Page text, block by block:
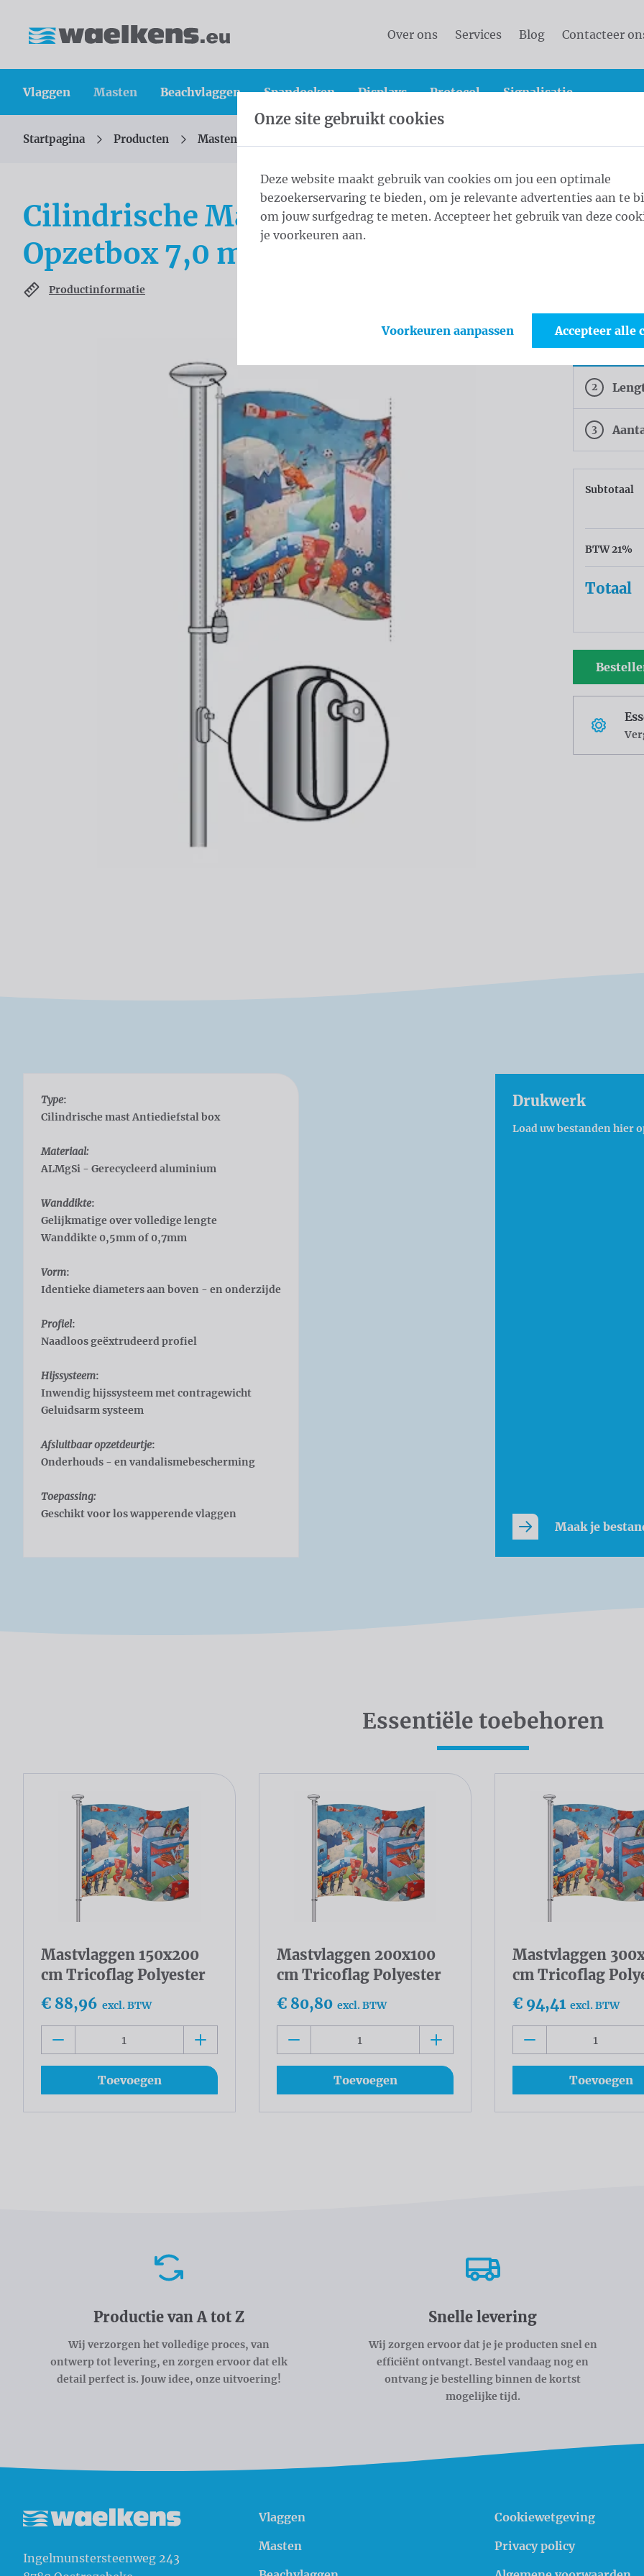
Over ons Services Blog Contacteer
Vlaggen Masten Beachvlaggen Spandoeken Displays Protocol Signalisatie
U bevindt zich hier:
Startpagina Producten Masten
Cilindrische Mast Antidiefstal
Opzetbox 7,0 m - ⌀ 60/3 Black
Productinformatie
1
2
3
Subtotaal
BTW 21%
Totaal
Type:
Cilindrische mast Antiediefstal box
Materiaal:
ALMgSi - Gerecycleerd aluminium
Wanddikte:
Gelijkmatige over volledige lengte
Wanddikte 0,5mm of 0,7mm
Vorm:
Identieke diameters aan boven - en onderzijde
Profiel:
Naadloos geëxtrudeerd profiel
Hijssysteem:
Inwendig hijssysteem met contragewicht
Geluidsarm systeem
Afsluitbaar opzetdeurtje:
Onderhouds - en vandalismebescherming
Toepassing:
Geschikt voor los wapperende vlaggen
Drukwerk
Load uw bestanden hier
Maak je
Essentiële toebehoren
Mastvlaggen 150x200
cm Tricoflag Polyester
€ 88,96 excl. BTW
Toevoegen
Mastvlaggen 200x100
cm Tricoflag Polyester
€ 80,80 excl. BTW
Toevoegen
Mastvlaggen
cm Tricoflag
€ 94,41 excl. BTW
Toevoegen
Productie van A tot Z
Wij verzorgen het volledige proces, van
ontwerp tot levering, en zorgen ervoor dat elk
detail perfect is. Jouw idee, onze uitvoering!
Snelle levering
Wij zorgen ervoor dat je je producten snel en
efficiënt ontvangt. Bestel vandaag nog en
ontvang je bestelling binnen de kortst
mogelijke tijd.
Ingelmunstersteenweg 243
Vlaggen
Masten
Cookiewetgeving
Privacy policy
Onze site gebruikt cookies
Deze website maakt gebruik van cookies om jou een optimale
bezoekerservaring te bieden, om je relevante advertenties aan te
om jouw surfgedrag te meten. Accepteer het gebruik van deze
je voorkeuren aan.
Voorkeuren aanpassen Accepteer alle